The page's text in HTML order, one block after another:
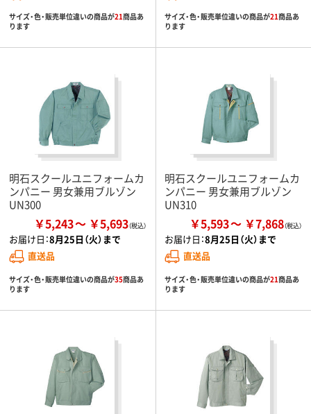
サイズ・色・販売単位違いの商品が21商品あ
ります
サイズ・色・販売単位違いの商品が21商品あ
ります
明石スクールユニフォームカ
ンパニー 男女兼用ブルゾン
UN300
￥5,243 ￥5,693
お届け日：8月25日（火）まで
直送品
サイズ・色・販売単位違いの商品が35商品あ
ります
明石スクールユニフォームカ
ンパニー 男女兼用ブルゾン
UN310
￥5,593 ￥7,868
お届け日：8月25日（火）まで
直送品
サイズ・色・販売単位違いの商品が21商品あ
ります